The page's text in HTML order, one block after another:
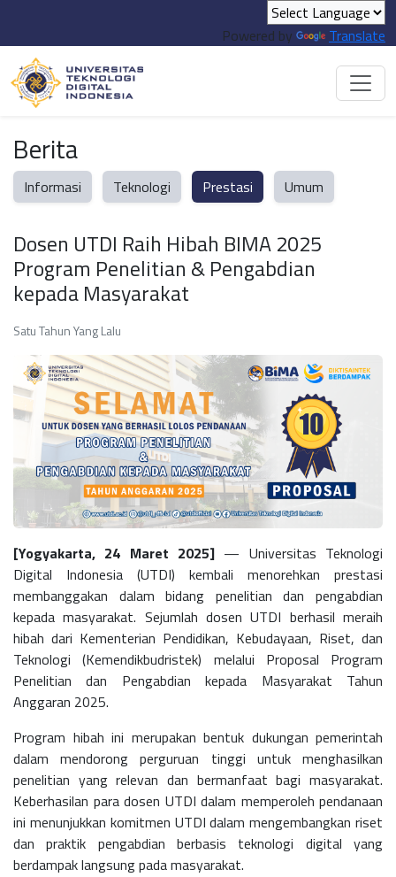
Powered by Translate
Berita
Informasi Teknologi Prestasi Umum
Dosen UTDI Raih Hibah BIMA 2025
Program Penelitian & Pengabdian
kepada Masyarakat
Satu Tahun Yang Lalu
[Yogyakarta, 24 Maret 2025] — Universitas Teknologi
Digital Indonesia (UTDI) kembali menorehkan prestasi
membanggakan dalam bidang penelitian dan pengabdian
kepada masyarakat. Sejumlah dosen UTDI berhasil meraih
hibah dari Kementerian Pendidikan, Kebudayaan, Riset, dan
Teknologi (Kemendikbudristek) melalui Proposal Program
Penelitian dan Pengabdian kepada Masyarakat Tahun
Anggaran 2025.
Program hibah ini merupakan bentuk dukungan pemerintah
dalam mendorong perguruan tinggi untuk menghasilkan
penelitian yang relevan dan bermanfaat bagi masyarakat.
Keberhasilan para dosen UTDI dalam memperoleh pendanaan
ini menunjukkan komitmen UTDI dalam mengembangkan riset
dan praktik pengabdian berbasis teknologi digital yang
berdampak langsung pada masyarakat.